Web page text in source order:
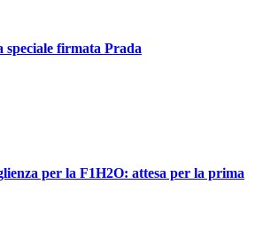
speciale firmata Prada
per la F1H2O: attesa per la prima